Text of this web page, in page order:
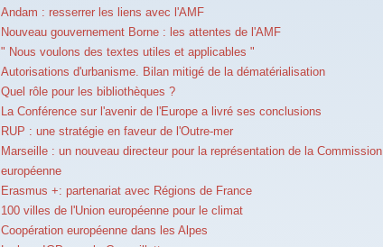
Andam : resserrer les liens avec l'AMF
Nouveau gouvernement Borne : les attentes de l'AMF
" Nous voulons des textes utiles et applicables "
Autorisations d'urbanisme. Bilan mitigé de la dématérialisation
Quel rôle pour les bibliothèques ?
La Conférence sur l'avenir de l'Europe a livré ses conclusions
RUP : une stratégie en faveur de l'Outre-mer
Marseille : un nouveau directeur pour la représentation de la Commission
européenne
Erasmus +: partenariat avec Régions de France
100 villes de l'Union européenne pour le climat
Coopération européenne dans les Alpes